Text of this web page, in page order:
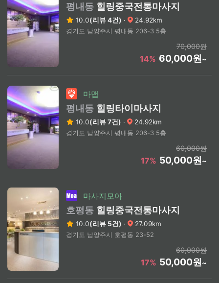
평내동 힐링중국전통마사지
10.0(리뷰 4건) · 24.92km
경기도 남양주시 평내동 206-3 5층
70,000원
14% 60,000원~
마맵
평내동 힐링타이마사지
10.0(리뷰 7건) · 24.92km
경기도 남양주시 평내동 206-3 5층
60,000원
17% 50,000원~
마사지모아
호평동 힐링중국전통마사지
10.0(리뷰 5건) · 27.09km
경기도 남양주시 호평동 23-52
60,000원
17% 50,000원~